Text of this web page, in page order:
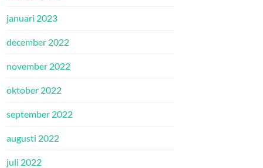
januari 2023
december 2022
november 2022
oktober 2022
september 2022
augusti 2022
juli 2022